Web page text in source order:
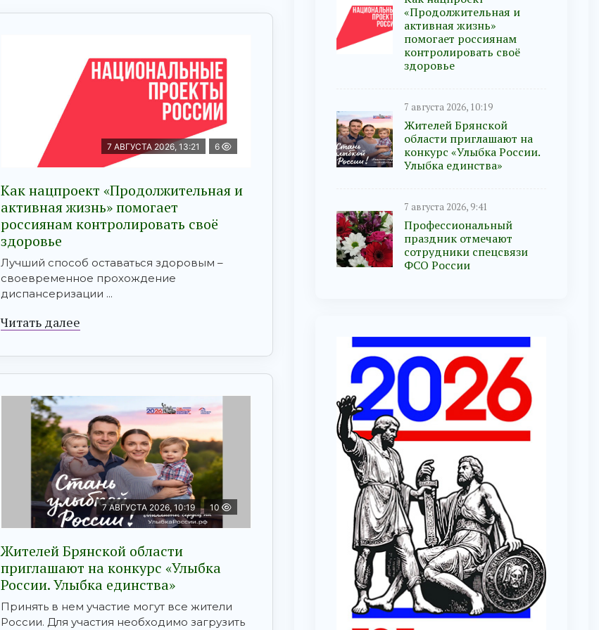
7 АВГУСТА 2026, 13:21 6
Как нацпроект «Продолжительная и
активная жизнь» помогает
россиянам контролировать своё
здоровье
Лучший способ оставаться здоровым –
своевременное прохождение
диспансеризации ...
Читать далее
7 АВГУСТА 2026, 10:19 10
Жителей Брянской области
приглашают на конкурс «Улыбка
России. Улыбка единства»
Принять в нем участие могут все жители
России. Для участия необходимо загрузить
«Продолжительная и
активная жизнь»
помогает россиянам
контролировать своё
здоровье
7 августа 2026, 10:19
Жителей Брянской
области приглашают на
конкурс «Улыбка России.
Улыбка единства»
7 августа 2026, 9:41
Профессиональный
праздник отмечают
сотрудники спецсвязи
ФСО России